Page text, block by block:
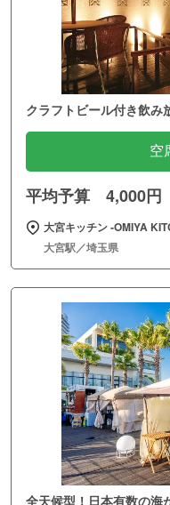
クラフトビール付き飲み
空
平均予算 4,000円
大宮キッチン ‐OMIYA
大宮駅／埼玉県
全天候型！日本有数の海